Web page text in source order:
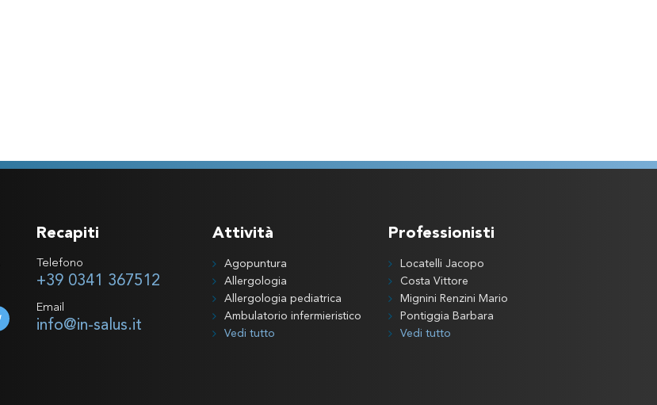
Recapiti
Telefono
+39 0341 367512
Email
info@in-salus.it
Attività
Agopuntura
Allergologia
Allergologia pediatrica
Ambulatorio infermieristico
Vedi tutto
Professionisti
Locatelli Jacopo
Costa Vittore
Mignini Renzini Mario
Pontiggia Barbara
Vedi tutto